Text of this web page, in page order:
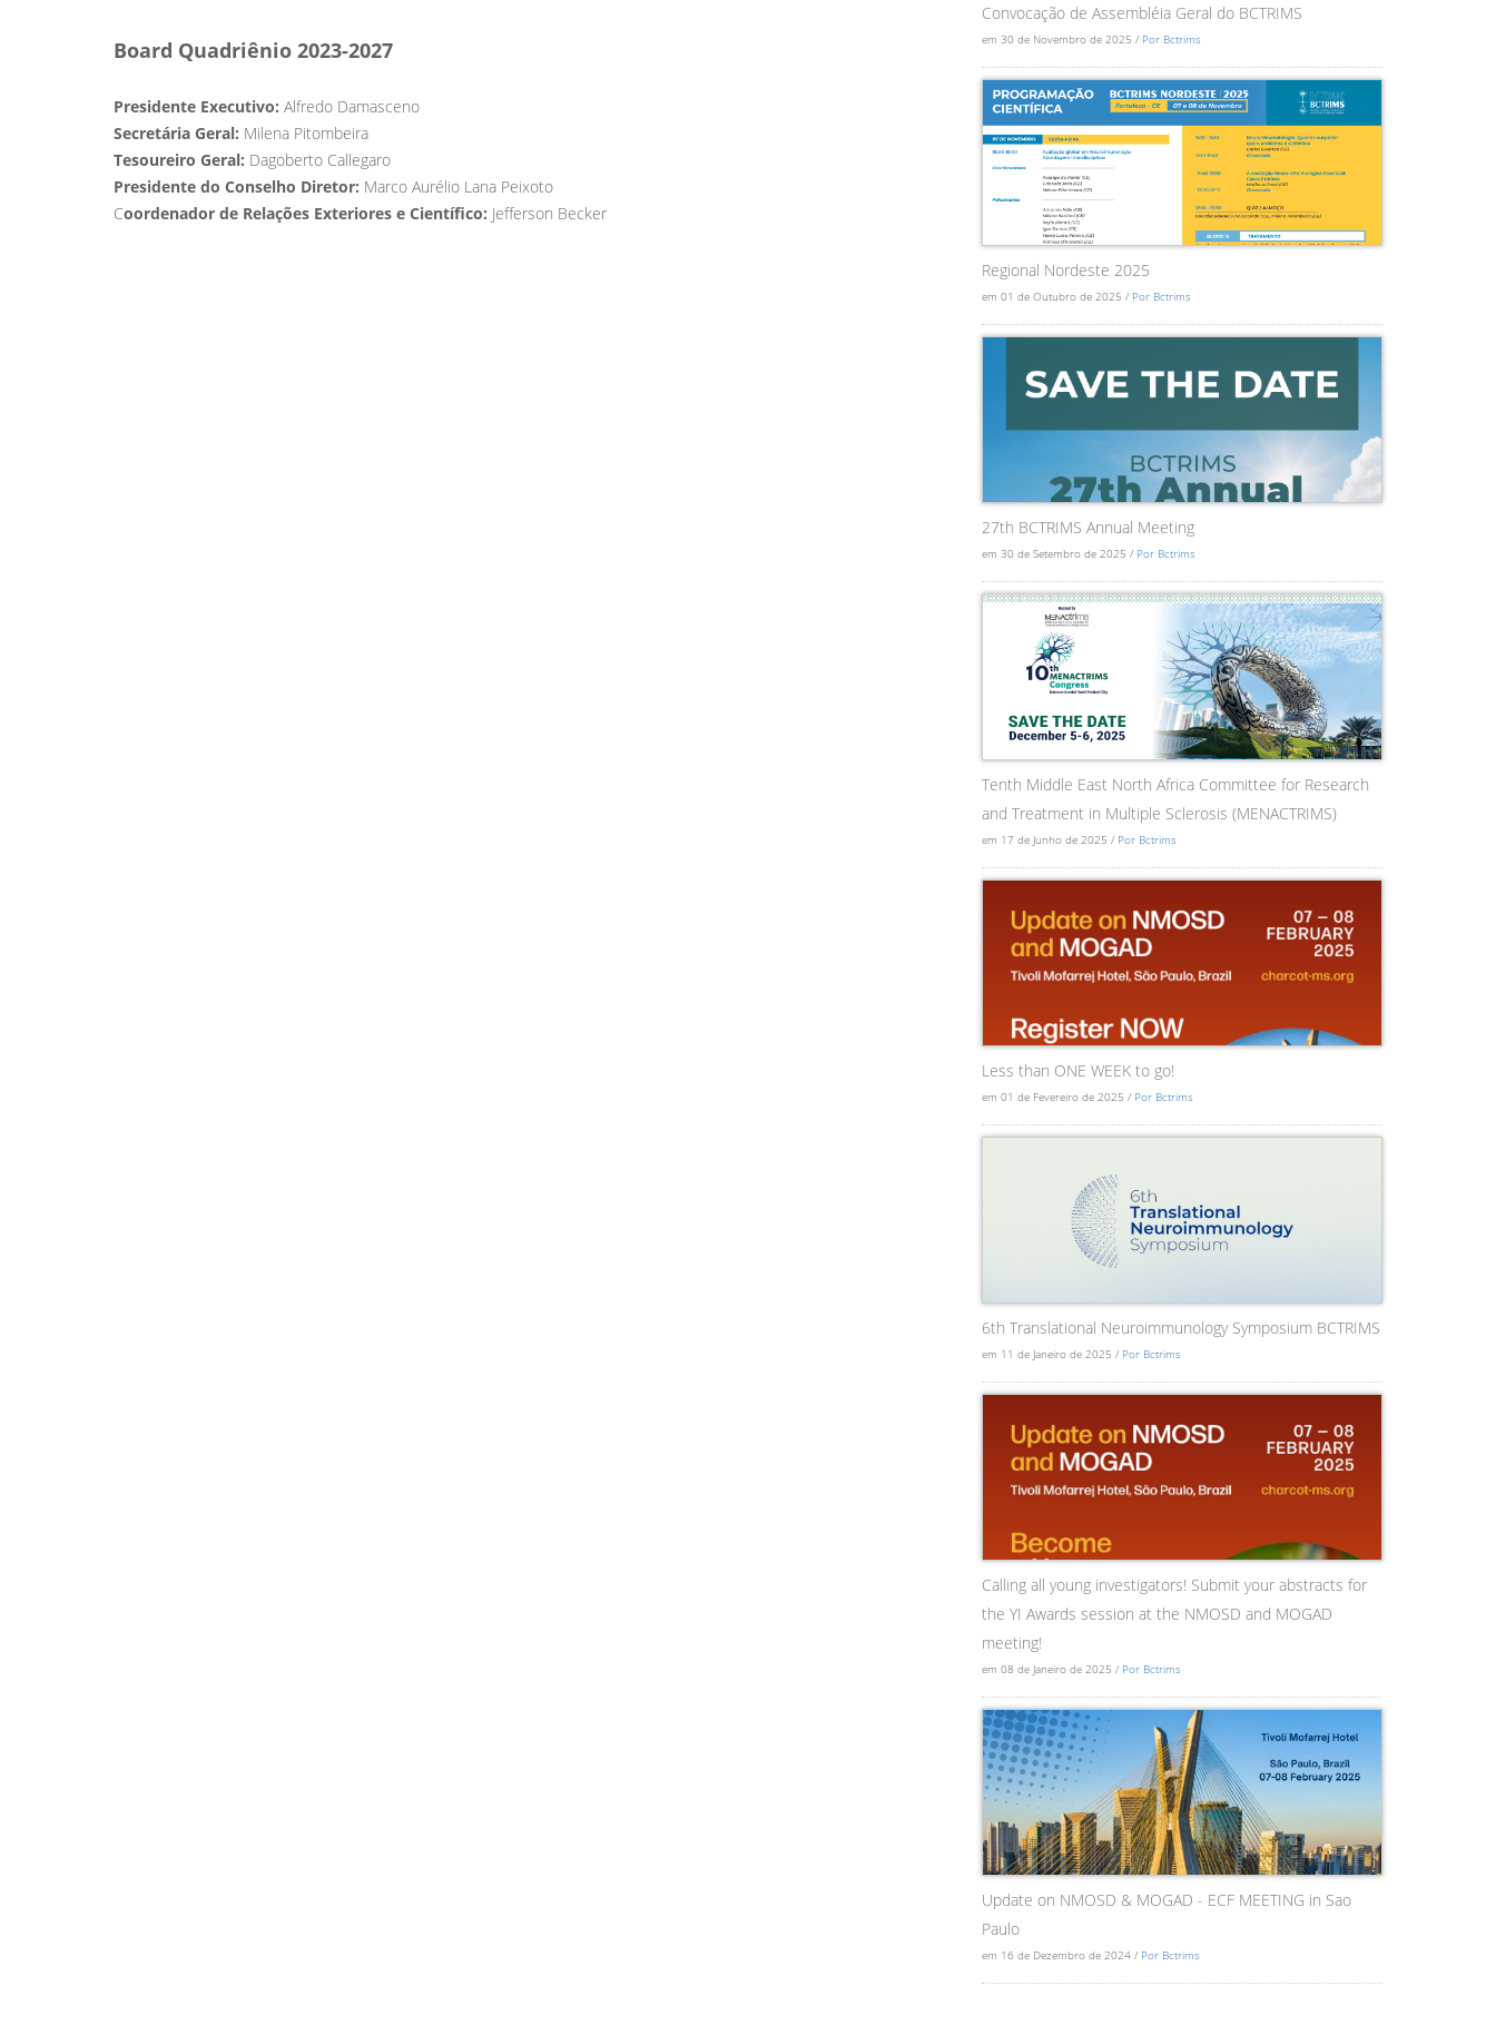
Board Quadriênio 2023-2027
Presidente Executivo: Alfredo Damasceno
Secretária Geral: Milena Pitombeira
Tesoureiro Geral: Dagoberto Callegaro
Presidente do Conselho Diretor: Marco Aurélio Lana Peixoto
Coordenador de Relações Exteriores e Científico: Jefferson Becker
Convocação de Assembléia Geral do BCTRIMS
em 30 de Novembro de 2025 / Por Bctrims
Regional Nordeste 2025
em 01 de Outubro de 2025 / Por Bctrims
27th BCTRIMS Annual Meeting
em 30 de Setembro de 2025 / Por Bctrims
Tenth Middle East North Africa Committee for Research
and Treatment in Multiple Sclerosis (MENACTRIMS)
em 17 de Junho de 2025 / Por Bctrims
Less than ONE WEEK to go!
em 01 de Fevereiro de 2025 / Por Bctrims
6th Translational Neuroimmunology Symposium BCTRIMS
em 11 de Janeiro de 2025 / Por Bctrims
Calling all young investigators! Submit your abstracts for
the YI Awards session at the NMOSD and MOGAD
meeting!
em 08 de Janeiro de 2025 / Por Bctrims
Update on NMOSD & MOGAD - ECF MEETING in Sao
Paulo
em 16 de Dezembro de 2024 / Por Bctrims